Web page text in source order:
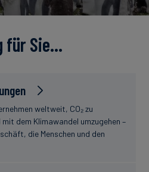
für Sie…
weltweit, CO₂ zu
mit dem Klimawandel umzugehen –
die Menschen und den